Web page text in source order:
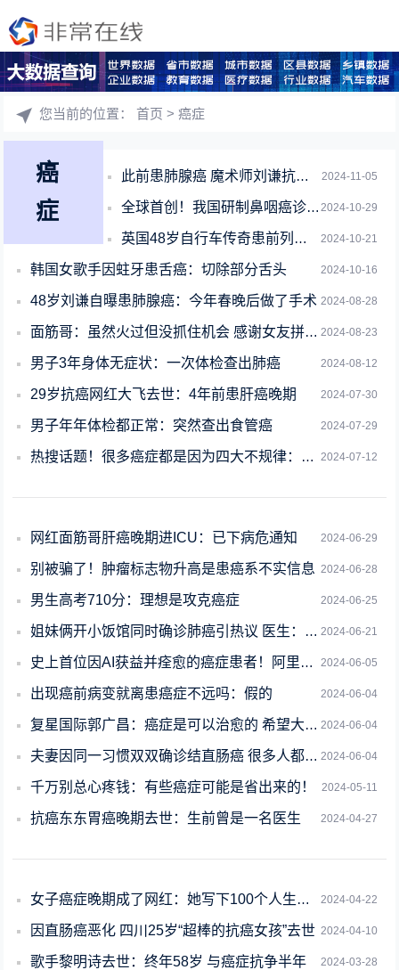
您当前的位置：首页 > 癌症
癌
症
2024-11-05
此前患肺腺癌 魔术师刘谦抗癌成功：称已完全康复
2024-10-29
全球首创！我国研制鼻咽癌诊断试剂盒获批上市
2024-10-21
英国48岁自行车传奇患前列腺癌：或只剩4年生命
2024-10-16
韩国女歌手因蛀牙患舌癌：切除部分舌头
2024-08-28
48岁刘谦自曝患肺腺癌：今年春晚后做了手术
2024-08-23
面筋哥：虽然火过但没抓住机会 感谢女友拼命救自己三次
2024-08-12
男子3年身体无症状：一次体检查出肺癌
2024-07-30
29岁抗癌网红大飞去世：4年前患肝癌晚期
2024-07-29
男子年年体检都正常：突然查出食管癌
2024-07-12
热搜话题！很多癌症都是因为四大不规律：你占了几条
2024-06-29
网红面筋哥肝癌晚期进ICU：已下病危通知
2024-06-28
别被骗了！肿瘤标志物升高是患癌系不实信息
2024-06-25
男生高考710分：理想是攻克癌症
2024-06-21
姐妹俩开小饭馆同时确诊肺癌引热议 医生：疑因烹饪油烟
2024-06-05
史上首位因AI获益并痊愈的癌症患者！阿里达摩院把她请到了联合国
2024-06-04
出现癌前病变就离患癌症不远吗：假的
2024-06-04
复星国际郭广昌：癌症是可以治愈的 希望大家可以健康快乐活到121岁
2024-06-04
夫妻因同一习惯双双确诊结直肠癌 很多人都有这个坏习惯
2024-05-11
千万别总心疼钱：有些癌症可能是省出来的！
2024-04-27
抗癌东东胃癌晚期去世：生前曾是一名医生
2024-04-22
女子癌症晚期成了网红：她写下100个人生遗愿清单
2024-04-10
因直肠癌恶化 四川25岁“超棒的抗癌女孩”去世
2024-03-28
歌手黎明诗去世：终年58岁 与癌症抗争半年